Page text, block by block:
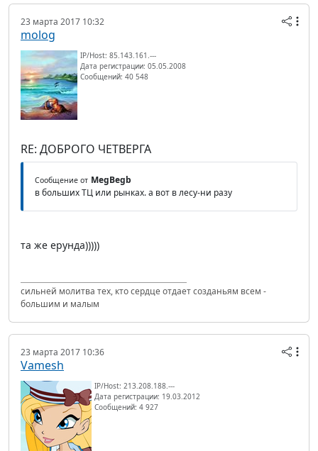
23 марта 2017 10:32
molog
IP/Host: 85.143.161.---
Дата регистрации: 05.05.2008
Сообщений: 40 548
RE: ДОБРОГО ЧЕТВЕРГА
Сообщение от MegBegb
в больших ТЦ или рынках. а вот в лесу-ни разу
та же ерунда)))))
сильней молитва тех, кто сердце отдает созданьям всем -
большим и малым
23 марта 2017 10:36
Vamesh
IP/Host: 213.208.188.---
Дата регистрации: 19.03.2012
Сообщений: 4 927